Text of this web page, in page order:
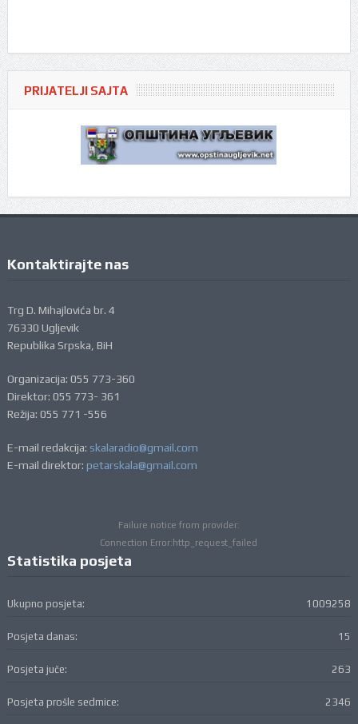
PRIJATELJI SAJTA
Kontaktirajte nas
Trg D. Mihajlovića br. 4
76330 Ugljevik
Republika Srpska, BiH
Organizacija: 055 773-360
Direktor: 055 773- 361
Režija: 055 771 -556
E-mail redakcija: skalaradio@gmail.com
E-mail direktor: petarskala@gmail.com
Failure notice from provider:
Connection Error:http_request_failed
Statistika posjeta
1009258
Ukupno posjeta:
15
Posjeta danas:
263
Posjeta juče:
2346
Posjeta prošle sedmice: